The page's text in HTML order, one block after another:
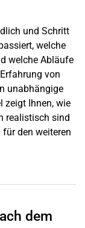
und Schritt
welche
welche Abläufe
von
unabhängige
zeigt Ihnen, wie
realistisch sind
den weiteren
dem